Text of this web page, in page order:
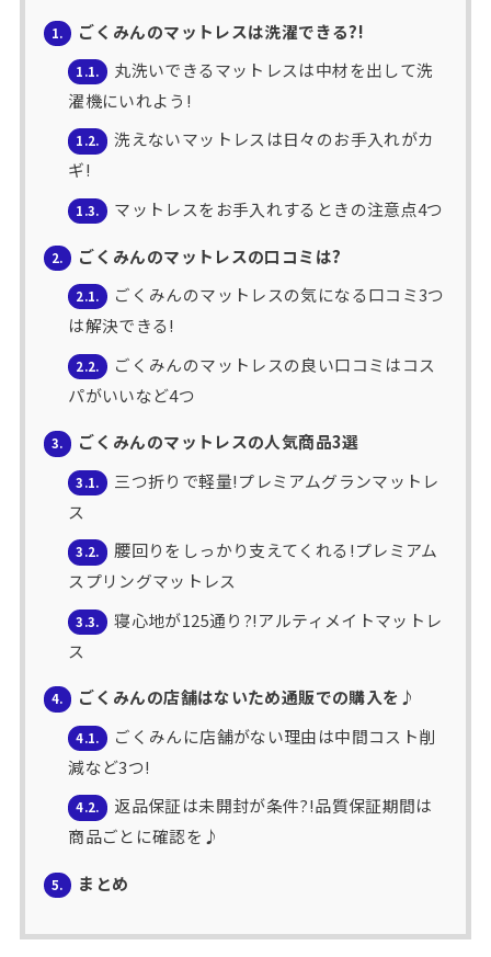
1. ごくみんのマットレスは洗濯できる?!
1.1.
丸洗いできるマットレスは中材を出して洗
濯機にいれよう!
1.2.
洗えないマットレスは日々のお手入れがカ
ギ!
1.3. マットレスをお手入れするときの注意点4つ
2. ごくみんのマットレスの口コミは?
2.1.
ごくみんのマットレスの気になる口コミ3つ
は解決できる!
2.2.
ごくみんのマットレスの良い口コミはコス
パがいいなど4つ
3. ごくみんのマットレスの人気商品3選
3.1.
三つ折りで軽量!プレミアムグランマットレ
ス
3.2.
腰回りをしっかり支えてくれる!プレミアム
スプリングマットレス
3.3.
寝心地が125通り?!アルティメイトマットレ
ス
4. ごくみんの店舗はないため通販での購入を♪
4.1.
ごくみんに店舗がない理由は中間コスト削
減など3つ!
4.2.
返品保証は未開封が条件?!品質保証期間は
商品ごとに確認を♪
5. まとめ